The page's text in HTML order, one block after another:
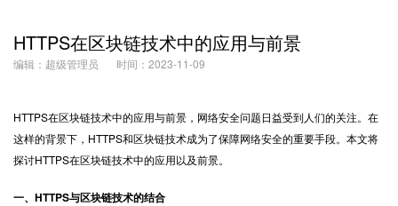
HTTPS在区块链技术中的应用与前景
编辑：超级管理员 时间：2023-11-09
HTTPS在区块链技术中的应用与前景，网络安全问题日益受到人们的关注。在
这样的背景下，HTTPS和区块链技术成为了保障网络安全的重要手段。本文将
探讨HTTPS在区块链技术中的应用以及前景。
一、HTTPS与区块链技术的结合